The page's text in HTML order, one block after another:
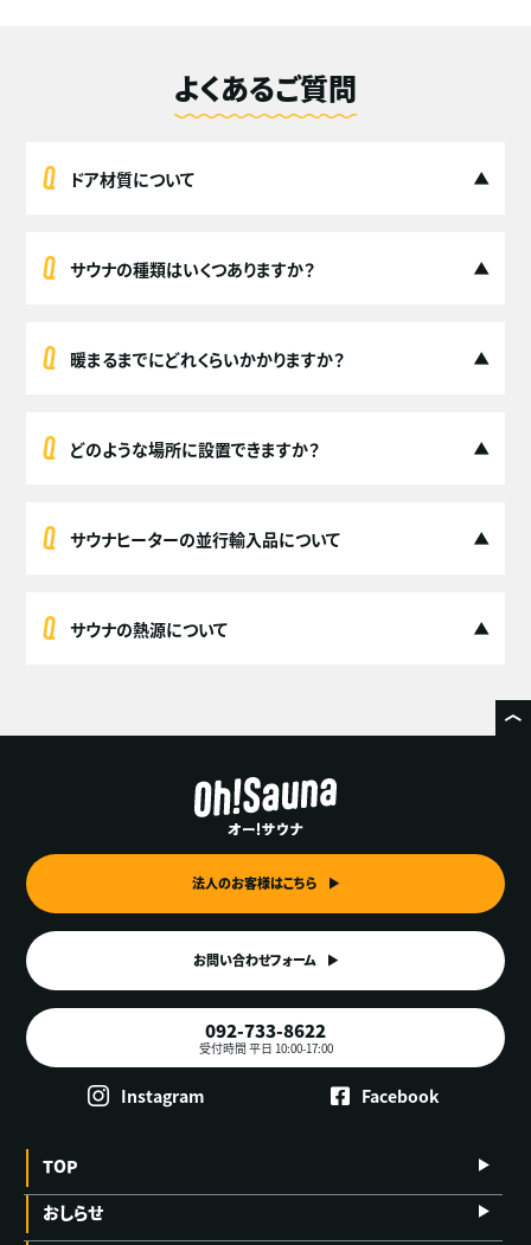
よくあるご質問
ドア材質について
サウナの種類はいくつありますか？
暖まるまでにどれくらいかかりますか？
どのような場所に設置できますか？
サウナヒーターの並行輸入品について
サウナの熱源について
法人のお客様はこちら
お問い合わせフォーム
092-733-8622
受付時間 平日 10:00-17:00
Instagram Facebook
TOP
おしらせ